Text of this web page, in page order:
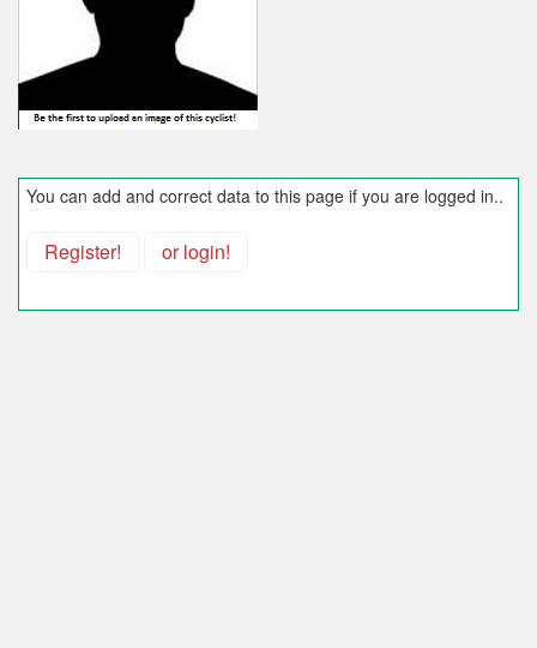
You can add and correct data to this page if you are logged in..
Register! or login!